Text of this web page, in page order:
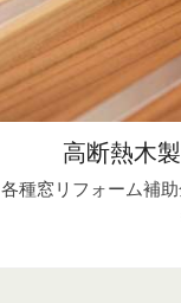
高断熱木
各種窓リフォーム補